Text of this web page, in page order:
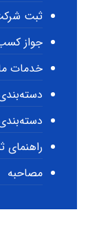
ثبت
جواز
خدمات
مصاحبه